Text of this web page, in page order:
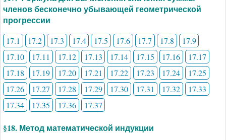
членов бесконечно убывающей геометрической
прогрессии
17.1 17.2 17.3 17.4 17.5 17.6 17.7 17.8
17.9
17.10
17.11 17.12 17.13 17.14 17.15 17.16
17.17
17.18
17.19 17.20 17.21 17.22 17.23 17.24
17.25
17.26
17.27 17.28 17.29 17.30 17.31 17.32
17.33
17.34
17.35 17.36 17.37
§18. Метод математической индукции